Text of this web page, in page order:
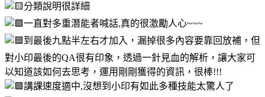
分類說明很詳細
一直對多重潛能者喊話,真的很激勵人心~~~
到最後九點半左右才加入，漏掉很多內容要靠回放補，但
對小印最後的QA很有印象，透過一針見血的解析，讓大家可
以知道該如何去思考，運用剛剛獲得的資訊，很棒!!!
講課速度適中,沒想到小印有如此多種技能太驚人了